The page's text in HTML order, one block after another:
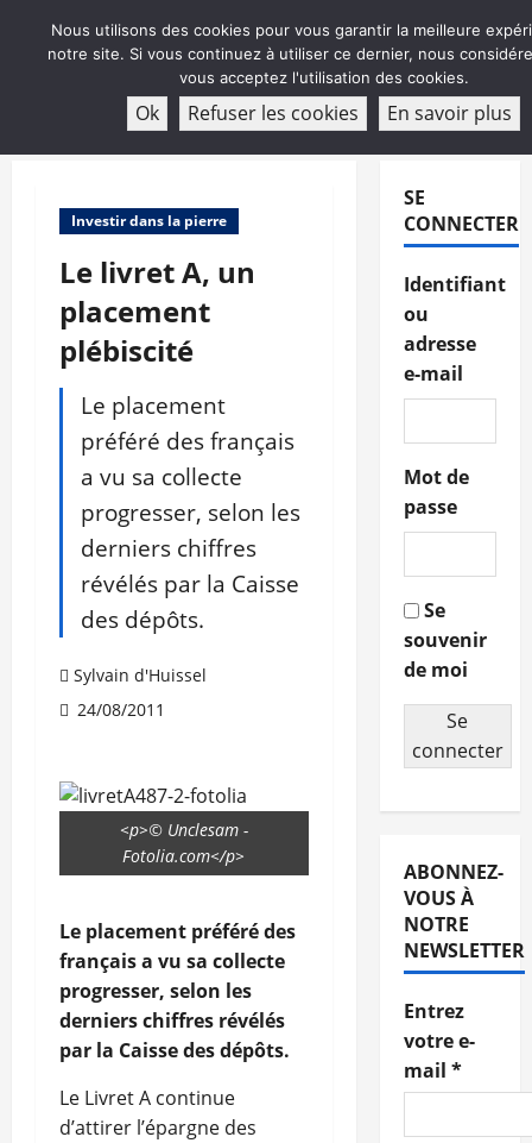
ABONNEMENT
Investir dans la pierre
Le livret A, un
placement
plébiscité
Le placement
préféré des français
a vu sa collecte
progresser, selon les
derniers chiffres
révélés par la Caisse
des dépôts.
Sylvain d'Huissel
24/08/2011
<p>© Unclesam -
Fotolia.com</p>
Le placement préféré des
français a vu sa collecte
progresser, selon les
derniers chiffres révélés
par la Caisse des dépôts.
Le Livret A continue
d’attirer l’épargne des
SE
CONNECTER
Identifiant
ou
adresse
e-mail
Mot de
passe
Se
souvenir
de moi
Se
connecter
ABONNEZ-
VOUS À
NOTRE
NEWSLETTER
Entrez
votre e-
mail *
Nous utilisons des cookies pour vous garantir la meilleure
notre site. Si vous continuez à utiliser ce dernier, nous
vous acceptez l'utilisation des cookies.
Ok Refuser les cookies En savoir plus